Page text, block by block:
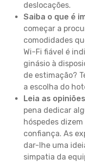
deslocações.
Saiba o que é
começar a
comodidades
Wi-Fi fiável é
ginásio à
de estimação?
a escolha do
Leia as
pena dedicar
hóspedes
confiança. As
dar-lhe uma
simpatia da